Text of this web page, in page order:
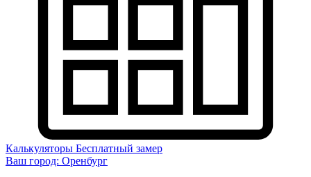
Калькуляторы Бесплатный замер
Ваш город: Оренбург